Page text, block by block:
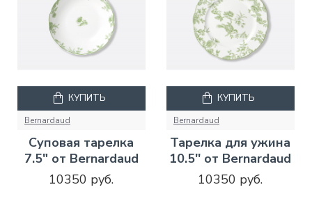
Bernardaud
Суповая тарелка
7.5" от Bernardaud
10350 руб.
КУПИТЬ
Bernardaud
Тарелка для ужина
10.5'' от Bernardaud
10350 руб.
КУПИТЬ